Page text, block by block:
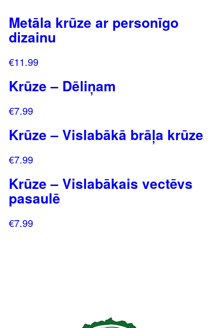
Metāla krūze ar personīgo
dizainu
€11.99
Krūze – Dēliņam
€7.99
Krūze – Vislabākā brāļa krūze
€7.99
Krūze – Vislabākais vectēvs
pasaulē
€7.99